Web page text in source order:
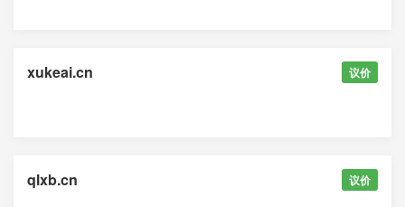
xukeai.cn 议价
qlxb.cn 议价